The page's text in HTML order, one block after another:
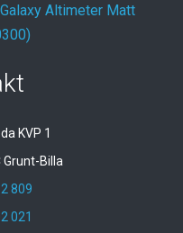
Altimeter Matt
KVP 1
Grunt-Billa
809
021